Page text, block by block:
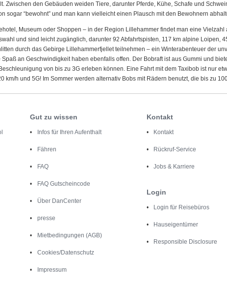
Zwischen den Gebäuden weiden Tiere, darunter Pferde, Kühe, Schafe und
“bewohnt” und man kann vielleicht einen Plausch mit den Bewohnern
Museum oder Shoppen – in der Region Lillehammer findet man eine Vielzahl
und sind leicht zugänglich, darunter 92 Abfahrtspisten, 117 km alpine Loipen,
durch das Gebirge Lillehammerfjellet teilnehmen – ein Winterabenteuer der
an Geschwindigkeit haben ebenfalls offen. Der Bobraft ist aus Gummi und
von bis zu 3G erleben können. Eine Fahrt mit dem Taxibob ist nur
h und 5G! Im Sommer werden alternativ Bobs mit Rädern benutzt, die bis zu
Gut zu wissen
Infos für Ihren Aufenthalt
Fähren
FAQ
FAQ Gutscheincode
Über DanCenter
presse
Mietbedingungen (AGB)
Cookies/Datenschutz
Impressum
Kontakt
Kontakt
Rückruf-Service
Jobs & Karriere
Login
Login für Reisebüros
Hauseigentümer
Responsible Disclosure